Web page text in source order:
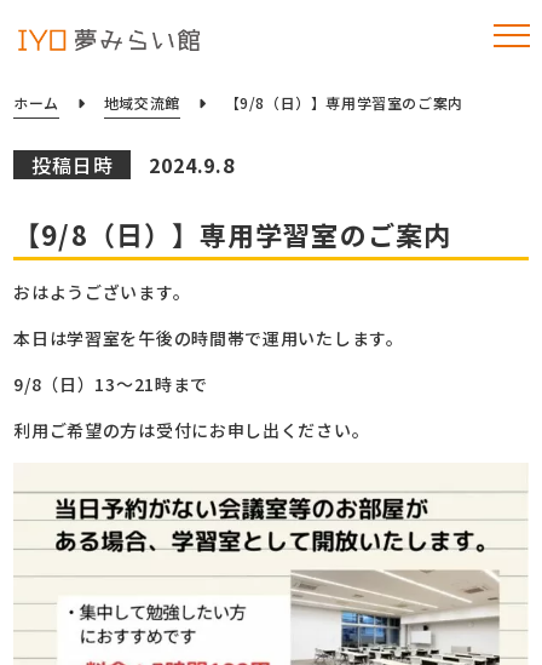
ホーム 地域交流館 【9/8（日）】専用学習室のご案内
投稿日時 2024.9.8
【9/8（日）】専用学習室のご案内
おはようございます。
本日は学習室を午後の時間帯で運用いたします。
9/8（日）13～21時まで
利用ご希望の方は受付にお申し出ください。